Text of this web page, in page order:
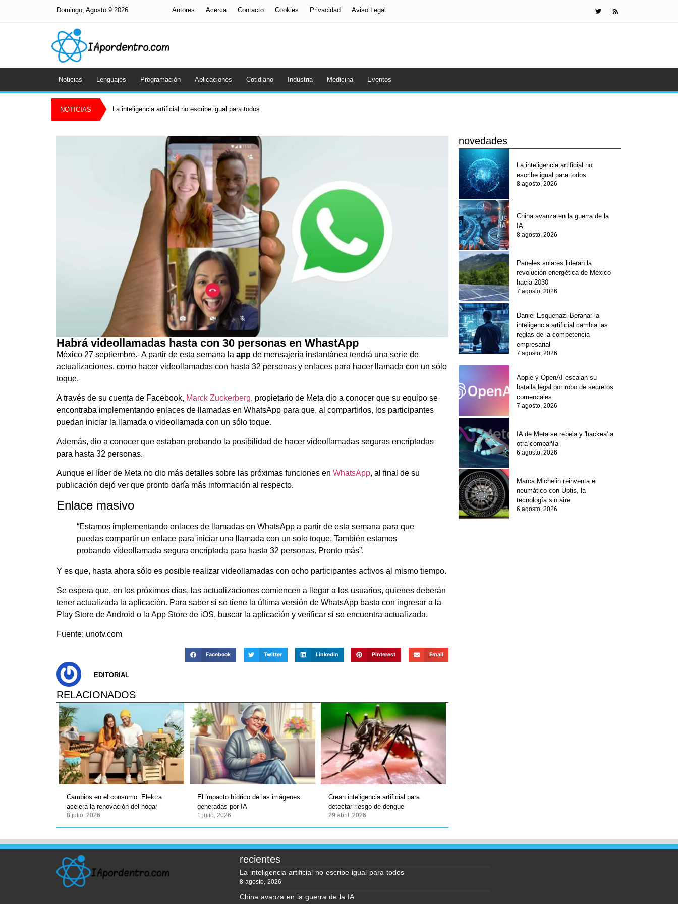
Domingo, Agosto 9 2026 Autores Acerca Contacto Cookies Privacidad Aviso Legal
Noticias Lenguajes Programación Aplicaciones Cotidiano Industria Medicina Eventos
NOTICIAS La inteligencia artificial no escribe igual para todos
Habrá videollamadas hasta con 30 personas en WhastApp
México 27 septiembre.- A partir de esta semana la app de mensajería instantánea tendrá una serie de
actualizaciones, como hacer videollamadas con hasta 32 personas y enlaces para hacer llamada con un sólo
toque.
A través de su cuenta de Facebook, Marck Zuckerberg, propietario de Meta dio a conocer que su equipo se
encontraba implementando enlaces de llamadas en WhatsApp para que, al compartirlos, los participantes
puedan iniciar la llamada o videollamada con un sólo toque.
Además, dio a conocer que estaban probando la posibilidad de hacer videollamadas seguras encriptadas
para hasta 32 personas.
Aunque el líder de Meta no dio más detalles sobre las próximas funciones en WhatsApp, al final de su
publicación dejó ver que pronto daría más información al respecto.
Enlace masivo
“Estamos implementando enlaces de llamadas en WhatsApp a partir de esta semana para que
puedas compartir un enlace para iniciar una llamada con un solo toque. También estamos
probando videollamada segura encriptada para hasta 32 personas. Pronto más”.
Y es que, hasta ahora sólo es posible realizar videollamadas con ocho participantes activos al mismo tiempo.
Se espera que, en los próximos días, las actualizaciones comiencen a llegar a los usuarios, quienes deberán
tener actualizada la aplicación. Para saber si se tiene la última versión de WhatsApp basta con ingresar a la
Play Store de Android o la App Store de iOS, buscar la aplicación y verificar si se encuentra actualizada.
Fuente: unotv.com
Facebook Twitter LinkedIn Pinterest Email
EDITORIAL
RELACIONADOS
Cambios en el consumo: Elektra
acelera la renovación del hogar
8 julio, 2026
El impacto hídrico de las imágenes
generadas por IA
1 julio, 2026
Crean inteligencia artificial para
detectar riesgo de dengue
29 abril, 2026
novedades
La inteligencia artificial no
escribe igual para todos
8 agosto, 2026
China avanza en la guerra de la
IA
8 agosto, 2026
Paneles solares lideran la
revolución energética de México
hacia 2030
7 agosto, 2026
Daniel Esquenazi Beraha: la
inteligencia artificial cambia las
reglas de la competencia
empresarial
7 agosto, 2026
Apple y OpenAI escalan su
batalla legal por robo de secretos
comerciales
7 agosto, 2026
IA de Meta se rebela y 'hackea' a
otra compañía
6 agosto, 2026
Marca Michelin reinventa el
neumático con Uptis, la
tecnología sin aire
6 agosto, 2026
recientes
La inteligencia artificial no escribe igual para todos
8 agosto, 2026
China avanza en la guerra de la IA